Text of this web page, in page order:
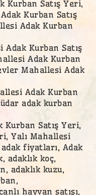
Kurban Satış Yeri,
Kurban Satış
Adak Kurban
Kurban Satış
Adak Kurban
Mahallesi Adak
Adak Kurban
adak kurban
Satış Yeri,
Yalı Mahallesi
fiyatları, Adak
adaklık koç,
adaklık kuzu,
hayvan satışı,